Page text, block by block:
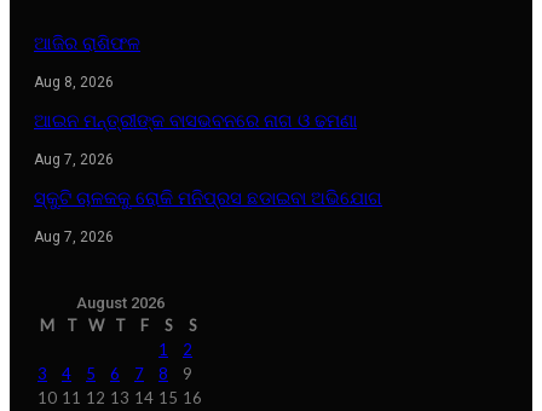
ଆଜିର ରାଶିଫଳ
Aug 8, 2026
ଆଇନ ମନ୍ତ୍ରୀଙ୍କ ବାସଭବନରେ ନାଗ ଓ ଢମଣା
Aug 7, 2026
ସ୍କୁଟି ଚାଳକକୁ ରୋକି ମନିପ୍ରସ ଛଡାଇବା ଅଭିଯୋଗ
Aug 7, 2026
August 2026
M T W T F S
S
1
2
3
4 5 6 7 8
9
10 11 12 13 14 15 16